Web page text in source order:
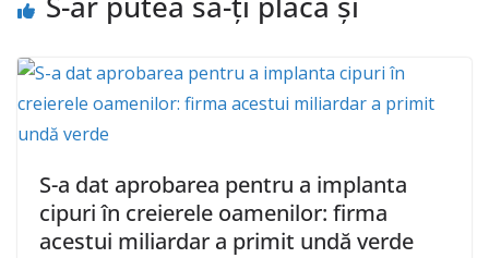
S-a dat aprobarea pentru a implanta
cipuri în creierele oamenilor: firma
acestui miliardar a primit undă verde